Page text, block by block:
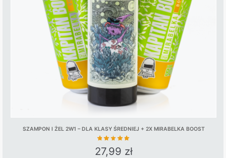
SZAMPON I ŻEL 2W1 – DLA KLASY ŚREDNIEJ + 2X MIRABELKA BOOST
27,99 zł